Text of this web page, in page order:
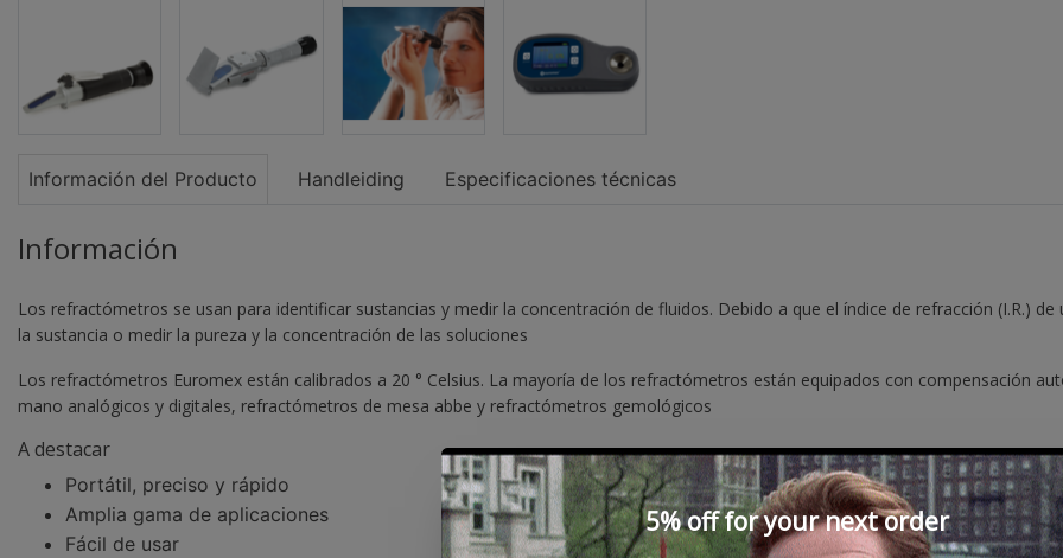
Información del Producto Handleiding Especificaciones técnicas
Información
Los refractómetros se usan para identificar sustancias y medir la concentración de fluidos. Debido a que el índice de refracción (I.R.)
la sustancia o medir la pureza y la concentración de las soluciones
Los refractómetros Euromex están calibrados a 20 ° Celsius. La mayoría de los refractómetros están equipados con compensación
mano analógicos y digitales, refractómetros de mesa abbe y refractómetros gemológicos
A destacar
Portátil, preciso y rápido
Amplia gama de aplicaciones
Fácil de usar
5% off for your next order